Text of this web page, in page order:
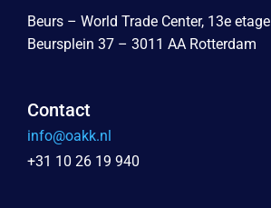
Beurs – World Trade Center, 13e etage
Beursplein 37 – 3011 AA Rotterdam
Contact
info@oakk.nl
+31 10 26 19 940